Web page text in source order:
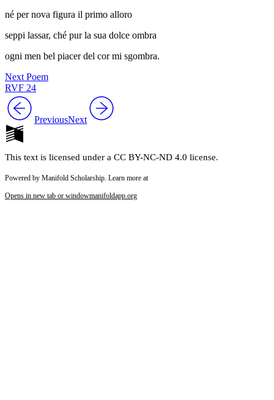
né per nova figura il primo alloro
seppi lassar, ché pur la sua dolce ombra
ogni men bel piacer del cor mi sgombra.
Next Poem
RVF 24
PreviousNext
This text is licensed under a CC BY-NC-ND 4.0 license.
Powered by Manifold Scholarship. Learn more at
Opens in new tab or windowmanifoldapp.org